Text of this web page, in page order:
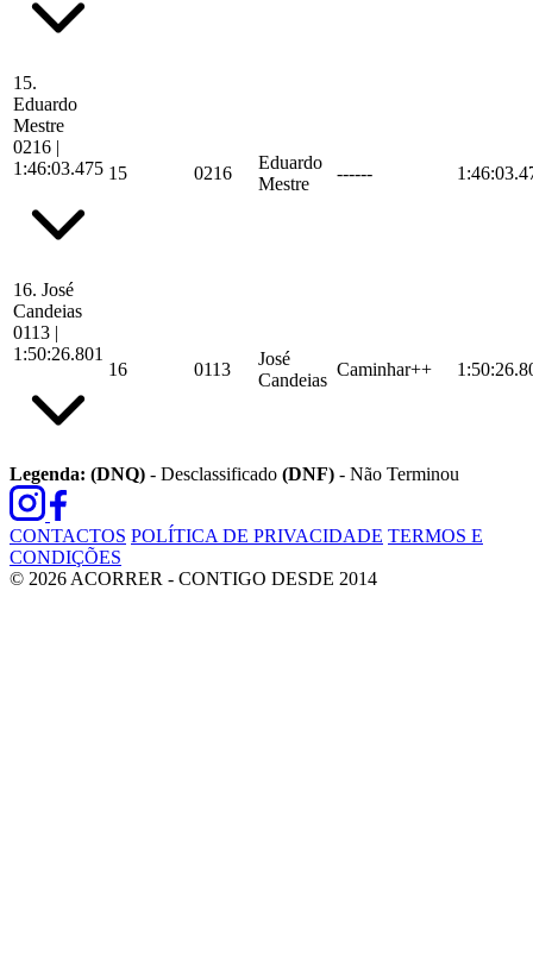
15.
Eduardo
Mestre
0216 |
1:46:03.475 15 0216
Eduardo
Mestre
------
16. José
Candeias
0113 |
1:50:26.801
16 0113
José
Candeias
Caminhar++
Legenda: (DNQ) - Desclassificado (DNF) - Não Terminou
CONTACTOS POLÍTICA DE PRIVACIDADE TERMOS E
CONDIÇÕES
© 2026 ACORRER - CONTIGO DESDE 2014